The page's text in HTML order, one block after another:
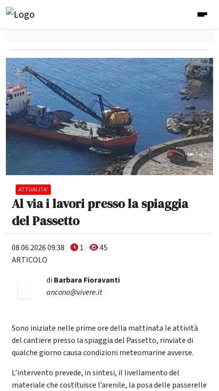
ATTUALITA'
Al via i lavori presso la spiaggia
del Passetto
08.06.2026 09:38 1
45
ARTICOLO
di Barbara Fioravanti
ancona@vivere.it
Sono iniziate nelle prime ore della mattinata le attività
del cantiere presso la spiaggia del Passetto, rinviate di
qualche giorno causa condizioni meteomarine avverse.
L’intervento prevede, in sintesi, il livellamento del
materiale che costituisce l’arenile, la posa delle passerelle